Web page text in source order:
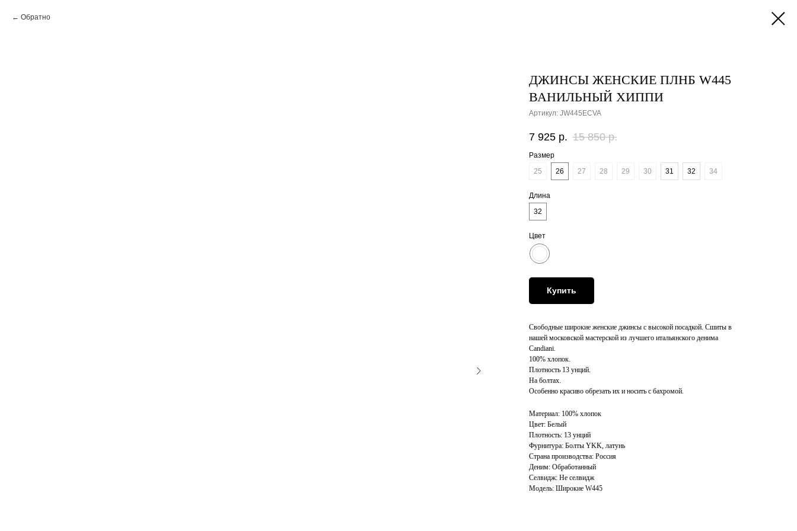
Обратно
ДЖИНСЫ ЖЕНСКИЕ ПЛНБ W445
ВАНИЛЬНЫЙ ХИППИ
Артикул: JW445ECVA
7 925 р. 15 850 р.
Размер
25
26 27 28 29 30 31 32 34
Длина
32
Цвет
Купить
Свободные широкие женские джинсы с высокой посадкой. Сшиты в
нашей московской мастерской из лучшего итальянского денима
Candiani.
100% хлопок.
Плотность 13 унций.
На болтах.
Особенно красиво обрезать их и носить с бахромой.
Материал: 100% хлопок
Цвет: Белый
Плотность: 13 унций
Фурнитура: Болты YKK, латунь
Страна производства: Россия
Деним: Обработанный
Селвидж: Не селвидж
Модель: Широкие W445